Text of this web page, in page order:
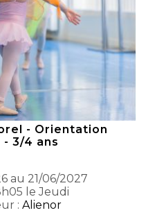
- Orientation
- 3/4 ans
au 21/06/2027
le Jeudi
: Alienor